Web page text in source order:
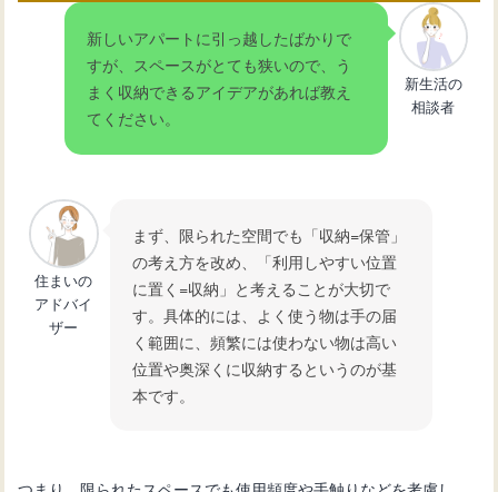
トイレ収納の悩みを解決！浮かせる収
納で空間を有効活用
【トイレ収納】ナプキンをスタイリッ
シュに収納するアイデア
狭いトイレのスペースを上手に活用す
るスリムな収納術とアイデア
新しいアパートに引っ越したばかりで
すが、スペースがとても狭いので、う
まく収納できるアイデアがあれば教え
てください。
新生活の
相談者
住まいの
アドバイ
ザー
まず、限られた空間でも「収納=保管」
の考え方を改め、「利用しやすい位置
に置く=収納」と考えることが大切で
す。具体的には、よく使う物は手の届
く範囲に、頻繁には使わない物は高い
位置や奥深くに収納するというのが基
本です。